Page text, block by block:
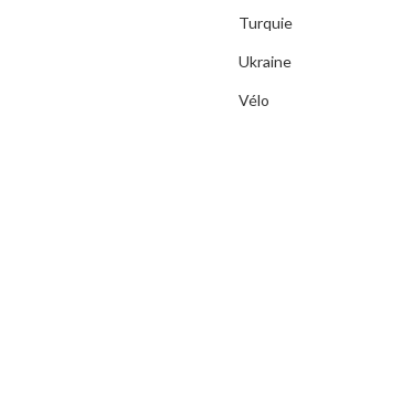
Turquie
Ukraine
Vélo